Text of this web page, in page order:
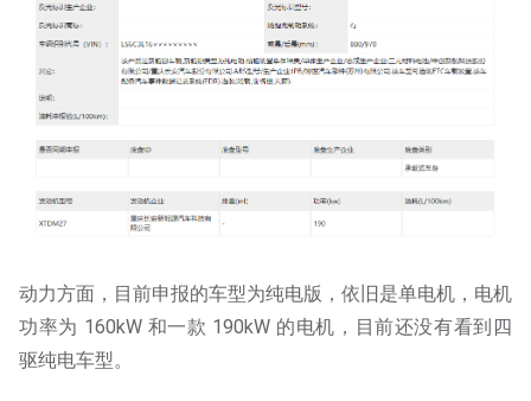
动力方面，目前申报的车型为纯电版，依旧是单电机，电机
功率为 160kW 和一款 190kW 的电机，目前还没有看到四
驱纯电车型。